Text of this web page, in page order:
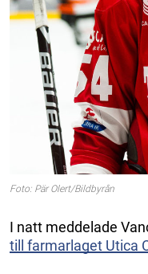
Foto: Pär Olert/Bildbyrån
I natt meddelade
till farmarlaget Utica